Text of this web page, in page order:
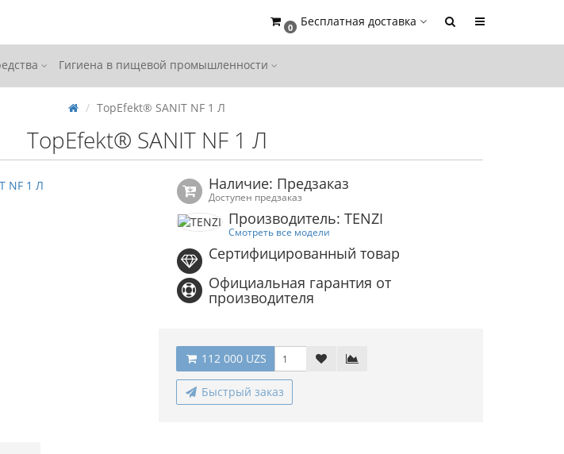
0 Бесплатная доставка
Гигиена в пищевой промышленности
TopEfekt® SANIT NF 1 Л
TopEfekt® SANIT NF 1 Л
Наличие: Предзаказ
Доступен предзаказ
Производитель: TENZI
Смотреть все модели
Сертифицированный товар
Официальная гарантия от
производителя
112 000 UZS
Быстрый заказ